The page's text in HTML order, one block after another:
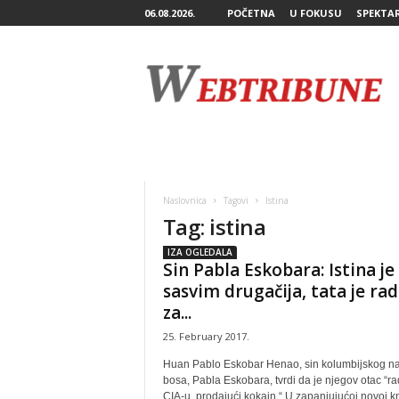
06.08.2026. POČETNA U FOKUSU
Naslovnica Tagovi Istina
Tag: istina
IZA OGLEDALA
Sin Pabla Eskobara: Istina je
sasvim drugačija, tata je
za...
25. February 2017.
Huan Pablo Eskobar Henao, sin kolumbijskog
bosa, Pabla Eskobara, tvrdi da je njegov otac
CIA-u, prodajući kokain.“ U zapanjujućoj novoj